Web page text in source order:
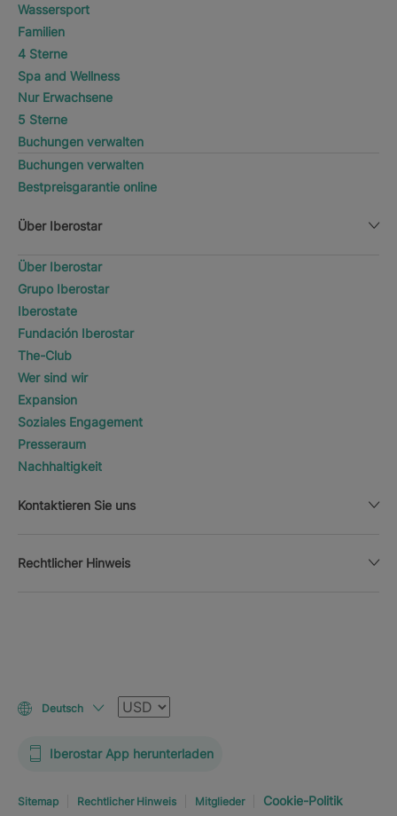
Wassersport
Familien
4 Sterne
Spa and Wellness
Nur Erwachsene
5 Sterne
Buchungen verwalten
Buchungen verwalten
Bestpreisgarantie online
Über Iberostar
Über Iberostar
Grupo Iberostar
Iberostate
Fundación Iberostar
The-Club
Wer sind wir
Expansion
Soziales Engagement
Presseraum
Nachhaltigkeit
Kontaktieren Sie uns
Rechtlicher Hinweis
Deutsch Währung
Iberostar App herunterladen
Sitemap Rechtlicher Hinweis Mitglieder Cookie-Politik